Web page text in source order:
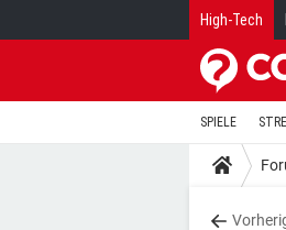
High-Tech
SPIELE